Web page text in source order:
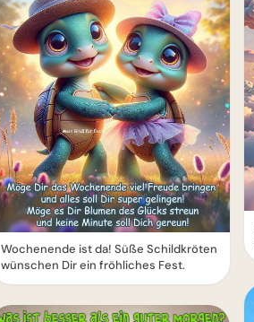
Wochenende ist da! Süße Schildkröten
wünschen Dir ein fröhliches Fest.